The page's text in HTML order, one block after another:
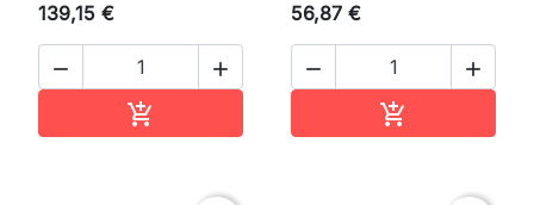
139,15 €
 

56,87 €
 
